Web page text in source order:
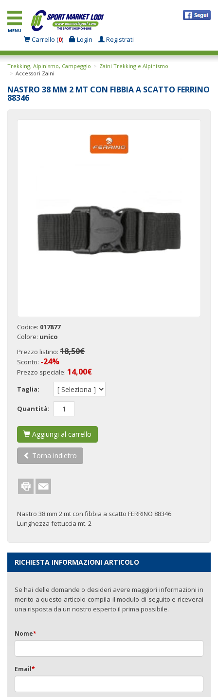
MENU
Carrello (0) Login Registrati
Trekking, Alpinismo, Campeggio
Zaini Trekking e Alpinismo
Accessori Zaini
NASTRO 38 MM 2 MT CON FIBBIA A SCATTO FERRINO
88346
Codice: 017877
Colore: unico
Prezzo listino: 18,50€
Sconto: -24%
Prezzo speciale: 14,00€
Taglia:
Quantità:
Aggiungi al carrello
Torna indietro
Nastro 38 mm 2 mt con fibbia a scatto FERRINO 88346
Lunghezza fettuccia mt. 2
RICHIESTA INFORMAZIONI ARTICOLO
Se hai delle domande o desideri avere maggiori informazioni in
merito a questo articolo compila il modulo di seguito e riceverai
una risposta da un nostro esperto il prima possibile.
Nome*
Email*